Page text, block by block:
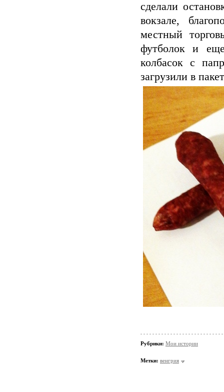
сделали
вокзале,
местный
футболок и
колбасок с
загрузили в
Рубрики: Мои истории
Метки: венгрия